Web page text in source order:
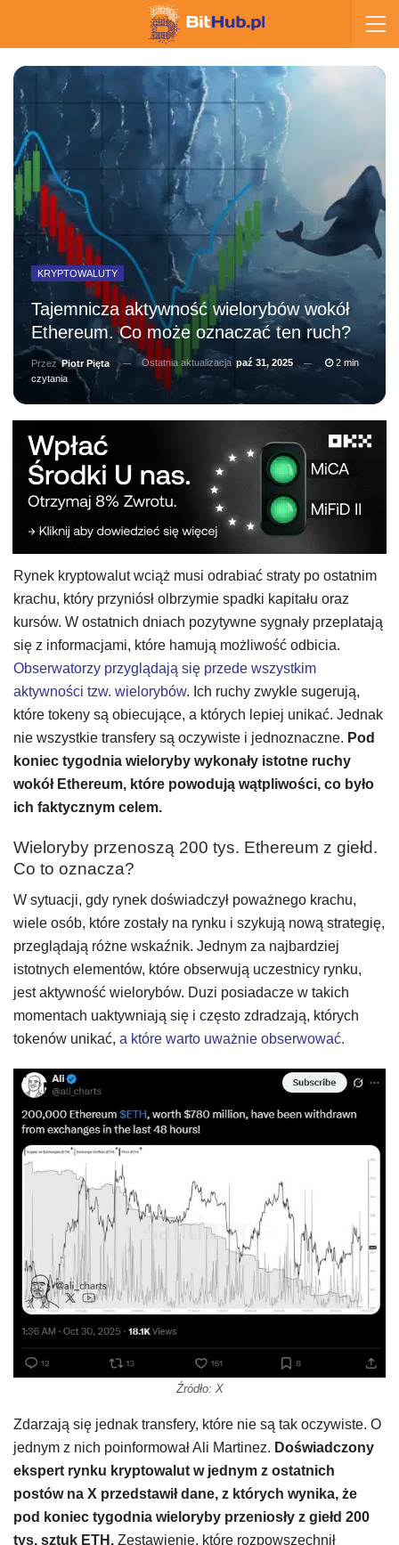
KRYPTOWALUTY
Tajemnicza aktywność wielorybów wokół
Ethereum. Co może oznaczać ten ruch?
PrzezPiotr Pięta Ostatnia aktualizacja paź 31, 2025
2 min
czytania
Rynek kryptowalut wciąż musi odrabiać straty po ostatnim
krachu, który przyniósł olbrzymie spadki kapitału oraz
kursów. W ostatnich dniach pozytywne sygnały przeplatają
się z informacjami, które hamują możliwość odbicia.
Obserwatorzy przyglądają się przede wszystkim
aktywności tzw. wielorybów. Ich ruchy zwykle sugerują,
które tokeny są obiecujące, a których lepiej unikać. Jednak
nie wszystkie transfery są oczywiste i jednoznaczne. Pod
koniec tygodnia wieloryby wykonały istotne ruchy
wokół Ethereum, które powodują wątpliwości, co było
ich faktycznym celem.
Wieloryby przenoszą 200 tys. Ethereum z giełd.
Co to oznacza?
W sytuacji, gdy rynek doświadczył poważnego krachu,
wiele osób, które zostały na rynku i szykują nową strategię,
przeglądają różne wskaźnik. Jednym za najbardziej
istotnych elementów, które obserwują uczestnicy rynku,
jest aktywność wielorybów. Duzi posiadacze w takich
momentach uaktywniają się i często zdradzają, których
tokenów unikać, a które warto uważnie obserwować.
Źródło: X
Zdarzają się jednak transfery, które nie są tak oczywiste. O
jednym z nich poinformował Ali Martinez. Doświadczony
ekspert rynku kryptowalut w jednym z ostatnich
postów na X przedstawił dane, z których wynika, że
pod koniec tygodnia wieloryby przeniosły z giełd 200
tys. sztuk ETH. Zestawienie, które rozpowszechnił